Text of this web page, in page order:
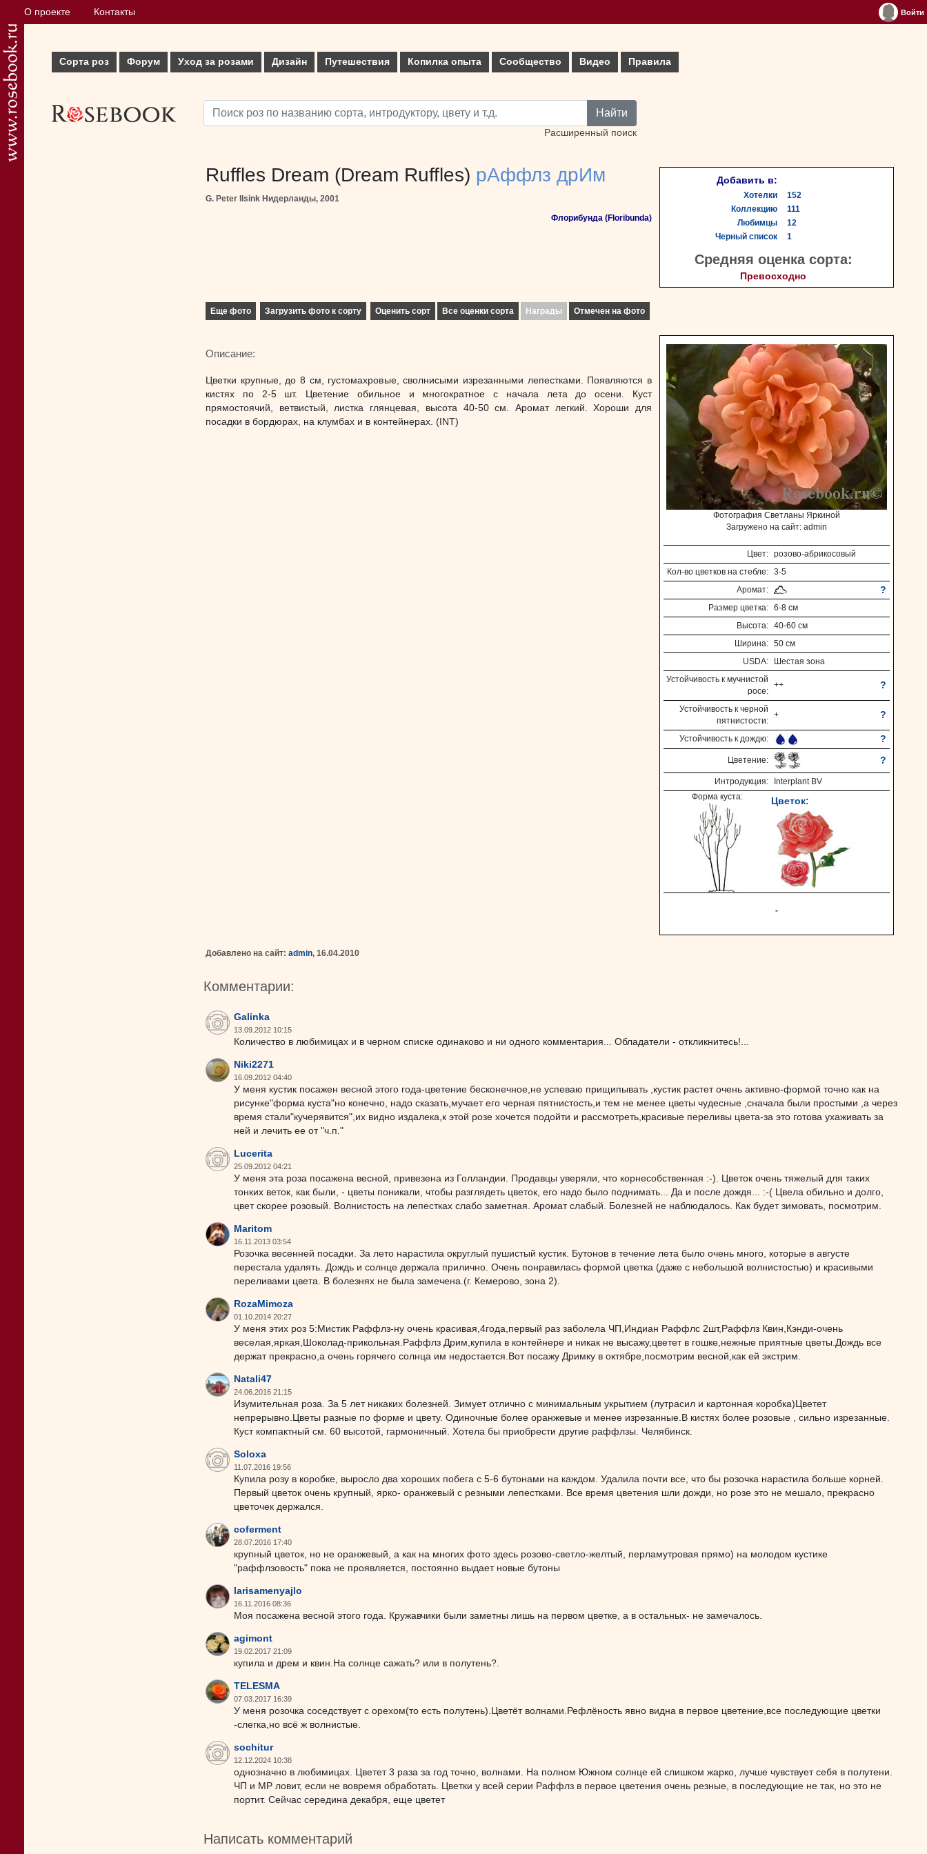
О проекте Контакты Войти
Сорта роз Форум Уход за розами Дизайн Путешествия Копилка опыта Сообщество Видео Правила
Найти
Расширенный поиск
Ruffles Dream (Dream Ruffles) рАффлз дрИм
G. Peter Ilsink Нидерланды, 2001
Флорибунда (Floribunda)
Добавить в:
Хотелки
152
Коллекцию
111
Любимцы
12
Черный список
1
Средняя оценка сорта:
Превосходно
Еще фото Загрузить фото к сорту Оценить сорт Все оценки сорта Награды Отмечен на фото
Описание:
Цветки крупные, до 8 см, густомахровые, сволнисыми изрезанными лепестками. Появляются в
кистях по 2-5 шт. Цветение обильное и многократное с начала лета до осени. Куст
прямостоячий, ветвистый, листка глянцевая, высота 40-50 см. Аромат легкий. Хороши для
посадки в бордюрах, на клумбах и в контейнерах. (INT)
Фотография Светланы Яркиной
Загружено на сайт: admin
Цвет: розово-абрикосовый
Кол-во цветков на стебле: 3-5
Аромат: ?
Размер цветка: 6-8 см
Высота: 40-60 см
Ширина: 50 см
USDA: Шестая зона
Устойчивость к мучнистой
росе:
++ ?
Устойчивость к черной
пятнистости:
+ ?
Устойчивость к дождю: ?
Цветение: ?
Интродукция:
Interplant BV
Форма куста:
Цветок:
-
Добавлено на сайт: admin, 16.04.2010
Комментарии:
Galinka
13.09.2012 10:15
Количество в любимицах и в черном списке одинаково и ни одного комментария... Обладатели - откликнитесь!...
Niki2271
16.09.2012 04:40
У меня кустик посажен весной этого года-цветение бесконечное,не успеваю прищипывать ,кустик растет очень активно-формой точно как на
рисунке"форма куста"но конечно, надо сказать,мучает его черная пятнистость,и тем не менее цветы чудесные ,сначала были простыми ,а через
время стали"кучерявится",их видно издалека,к этой розе хочется подойти и рассмотреть,красивые переливы цвета-за это готова ухаживать за
ней и лечить ее от "ч.п."
Lucerita
25.09.2012 04:21
У меня эта роза посажена весной, привезена из Голландии. Продавцы уверяли, что корнесобственная :-). Цветок очень тяжелый для таких
тонких веток, как были, - цветы поникали, чтобы разглядеть цветок, его надо было поднимать... Да и после дождя... :-( Цвела обильно и долго,
цвет скорее розовый. Волнистость на лепестках слабо заметная. Аромат слабый. Болезней не наблюдалось. Как будет зимовать, посмотрим.
Maritom
16.11.2013 03:54
Розочка весенней посадки. За лето нарастила округлый пушистый кустик. Бутонов в течение лета было очень много, которые в августе
перестала удалять. Дождь и солнце держала прилично. Очень понравилась формой цветка (даже с небольшой волнистостью) и красивыми
переливами цвета. В болезнях не была замечена.(г. Кемерово, зона 2).
RozaMimoza
01.10.2014 20:27
У меня этих роз 5:Мистик Раффлз-ну очень красивая,4года,первый раз заболела ЧП,Индиан Раффлс 2шт,Раффлз Квин,Кэнди-очень
веселая,яркая,Шоколад-прикольная.Раффлз Дрим,купила в контейнере и никак не высажу,цветет в гошке,нежные приятные цветы.Дождь все
держат прекрасно,а очень горячего солнца им недостается.Вот посажу Дримку в октябре,посмотрим весной,как ей экстрим.
Natali47
24.06.2016 21:15
Изумительная роза. За 5 лет никаких болезней. Зимует отлично с минимальным укрытием (лутрасил и картонная коробка)Цветет
непрерывно.Цветы разные по форме и цвету. Одиночные более оранжевые и менее изрезанные.В кистях более розовые , сильно изрезанные.
Куст компактный см. 60 высотой, гармоничный. Хотела бы приобрести другие раффлзы. Челябинск.
Soloxa
11.07.2016 19:56
Купила розу в коробке, выросло два хороших побега с 5-6 бутонами на каждом. Удалила почти все, что бы розочка нарастила больше корней.
Первый цветок очень крупный, ярко- оранжевый с резными лепестками. Все время цветения шли дожди, но розе это не мешало, прекрасно
цветочек держался.
coferment
28.07.2016 17:40
крупный цветок, но не оранжевый, а как на многих фото здесь розово-светло-желтый, перламутровая прямо) на молодом кустике
"раффлзовость" пока не проявляется, постоянно выдает новые бутоны
larisamenyajlo
16.11.2016 08:36
Моя посажена весной этого года. Кружавчики были заметны лишь на первом цветке, а в остальных- не замечалось.
agimont
19.02.2017 21:09
купила и дрем и квин.На солнце сажать? или в полутень?.
TELESMA
07.03.2017 16:39
У меня розочка соседствует с орехом(то есть полутень).Цветёт волнами.Рефлёность явно видна в первое цветение,все последующие цветки
-слегка,но всё ж волнистые.
sochitur
12.12.2024 10:38
однозначно в любимицах. Цветет 3 раза за год точно, волнами. На полном Южном солнце ей слишком жарко, лучше чувствует себя в полутени.
ЧП и МР ловит, если не вовремя обработать. Цветки у всей серии Раффлз в первое цветения очень резные, в последующие не так, но это не
портит. Сейчас середина декабря, еще цветет
Написать комментарий